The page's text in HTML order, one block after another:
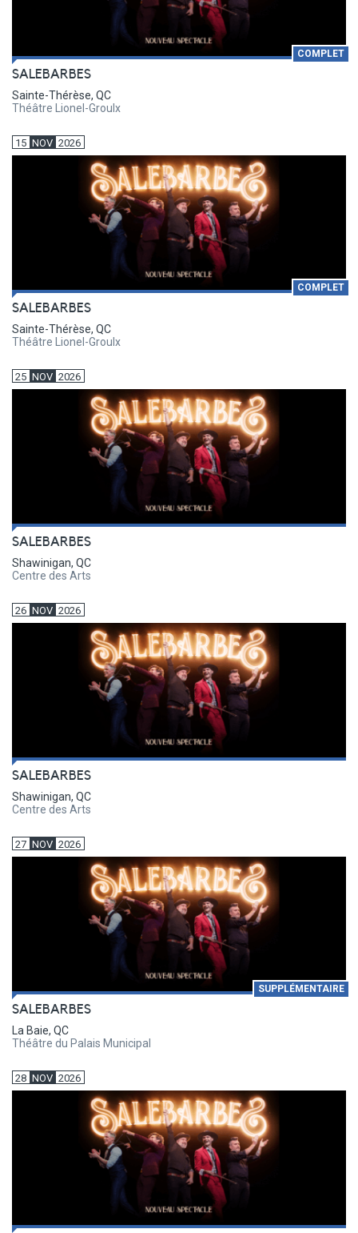
COMPLET
SALEBARBES
Sainte-Thérèse, QC
Théâtre Lionel-Groulx
15 NOV 2026
COMPLET
SALEBARBES
Sainte-Thérèse, QC
Théâtre Lionel-Groulx
25 NOV 2026
SALEBARBES
Shawinigan, QC
Centre des Arts
26 NOV 2026
SALEBARBES
Shawinigan, QC
Centre des Arts
27 NOV 2026
SUPPLÉMENTAIRE
SALEBARBES
La Baie, QC
Théâtre du Palais Municipal
28 NOV 2026